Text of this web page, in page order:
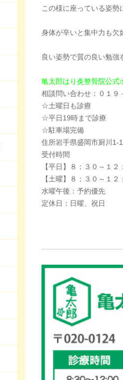
この様に座っている姿勢
身体が辛いと集中力も欠
良い姿勢で質の良い勉強
亀太郎はり灸整骨院公式
相談問い合わせ：０１９
☆土曜日も診療
☆平日19時まで診療
☆駐車場完備
住所岩手県盛岡市厨川1-
受付時間
【平日】８：３０～１
【土曜】８：３０～１２
水曜午後：予約優先
定休日：日曜、祝日